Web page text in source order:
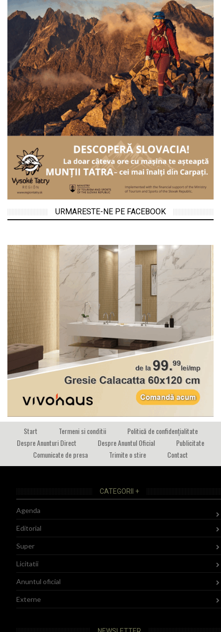
URMARESTE-NE PE FACEBOOK
Start Termeni si conditii
Politică de confidențialitate
Despre Anunturi Direct
Despre Anuntul Oficial
Publicitate
Comunicate de presa
Trimite o stire Contact
CATEGORII +
Agenda
Editorial
Super
Licitatii
Anuntul oficial
Externe